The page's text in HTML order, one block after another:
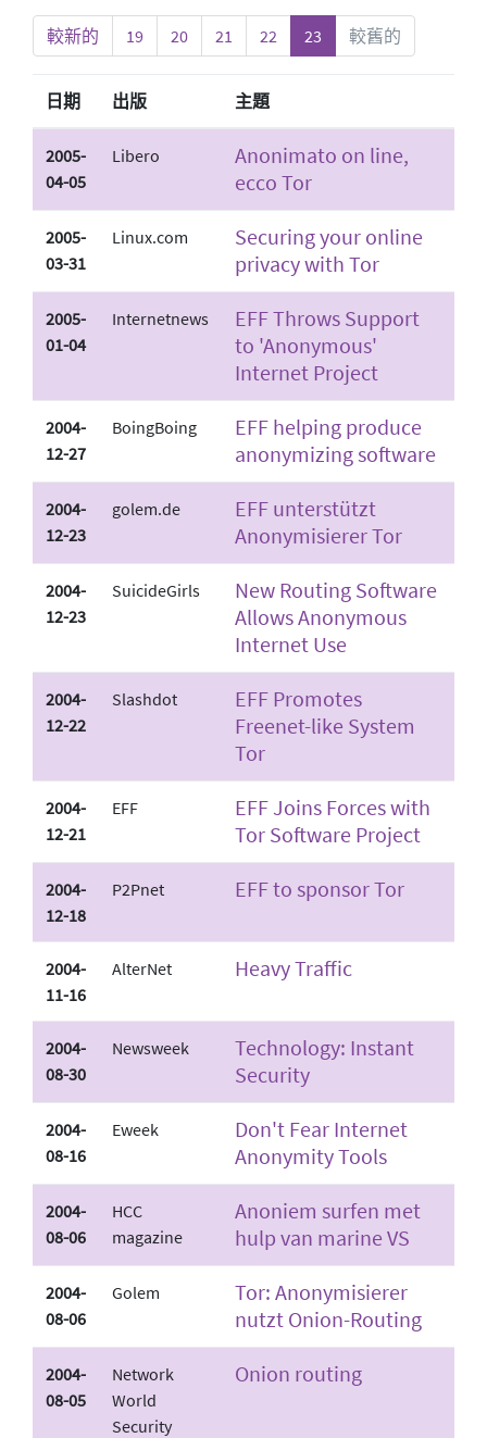
較新的 19 20 21 22 23 較舊的
日期 出版 主題
2005-
04-05
Libero
Anonimato on line,
ecco Tor
2005-
03-31
Linux.com
Securing your online
privacy with Tor
2005-
01-04
Internetnews
EFF Throws Support
to 'Anonymous'
Internet Project
2004-
12-27
BoingBoing
EFF helping produce
anonymizing software
2004-
12-23
golem.de
EFF unterstützt
Anonymisierer Tor
2004-
12-23
SuicideGirls
New Routing Software
Allows Anonymous
Internet Use
2004-
12-22
Slashdot
EFF Promotes
Freenet-like System
Tor
2004-
12-21
EFF
EFF Joins Forces with
Tor Software Project
2004-
12-18
P2Pnet EFF to sponsor Tor
2004-
11-16
AlterNet Heavy Traffic
2004-
08-30
Newsweek
Technology: Instant
Security
2004-
08-16
Eweek
Don't Fear Internet
Anonymity Tools
2004-
08-06
HCC
magazine
Anoniem surfen met
hulp van marine VS
2004-
08-06
Golem
Tor: Anonymisierer
nutzt Onion-Routing
2004-
08-05
Network
World
Security
Onion routing